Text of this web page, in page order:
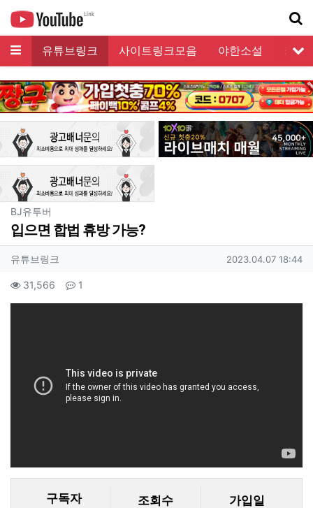
메뉴 유튜브링크 사이트링크모음 야한소설
커뮤
BJ유투버
입으면 합법 휴방 가능?
작성자 정보
유튜브링크 작성일
2023.04.07 18:44
컨텐츠 정보
31,566 조회 1
구독자 조회수 가입일